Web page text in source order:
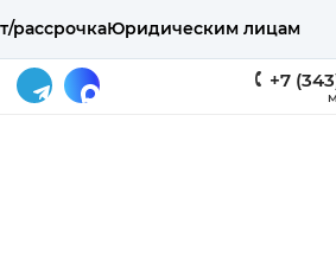
рассрочкаЮридическим лицам
+7